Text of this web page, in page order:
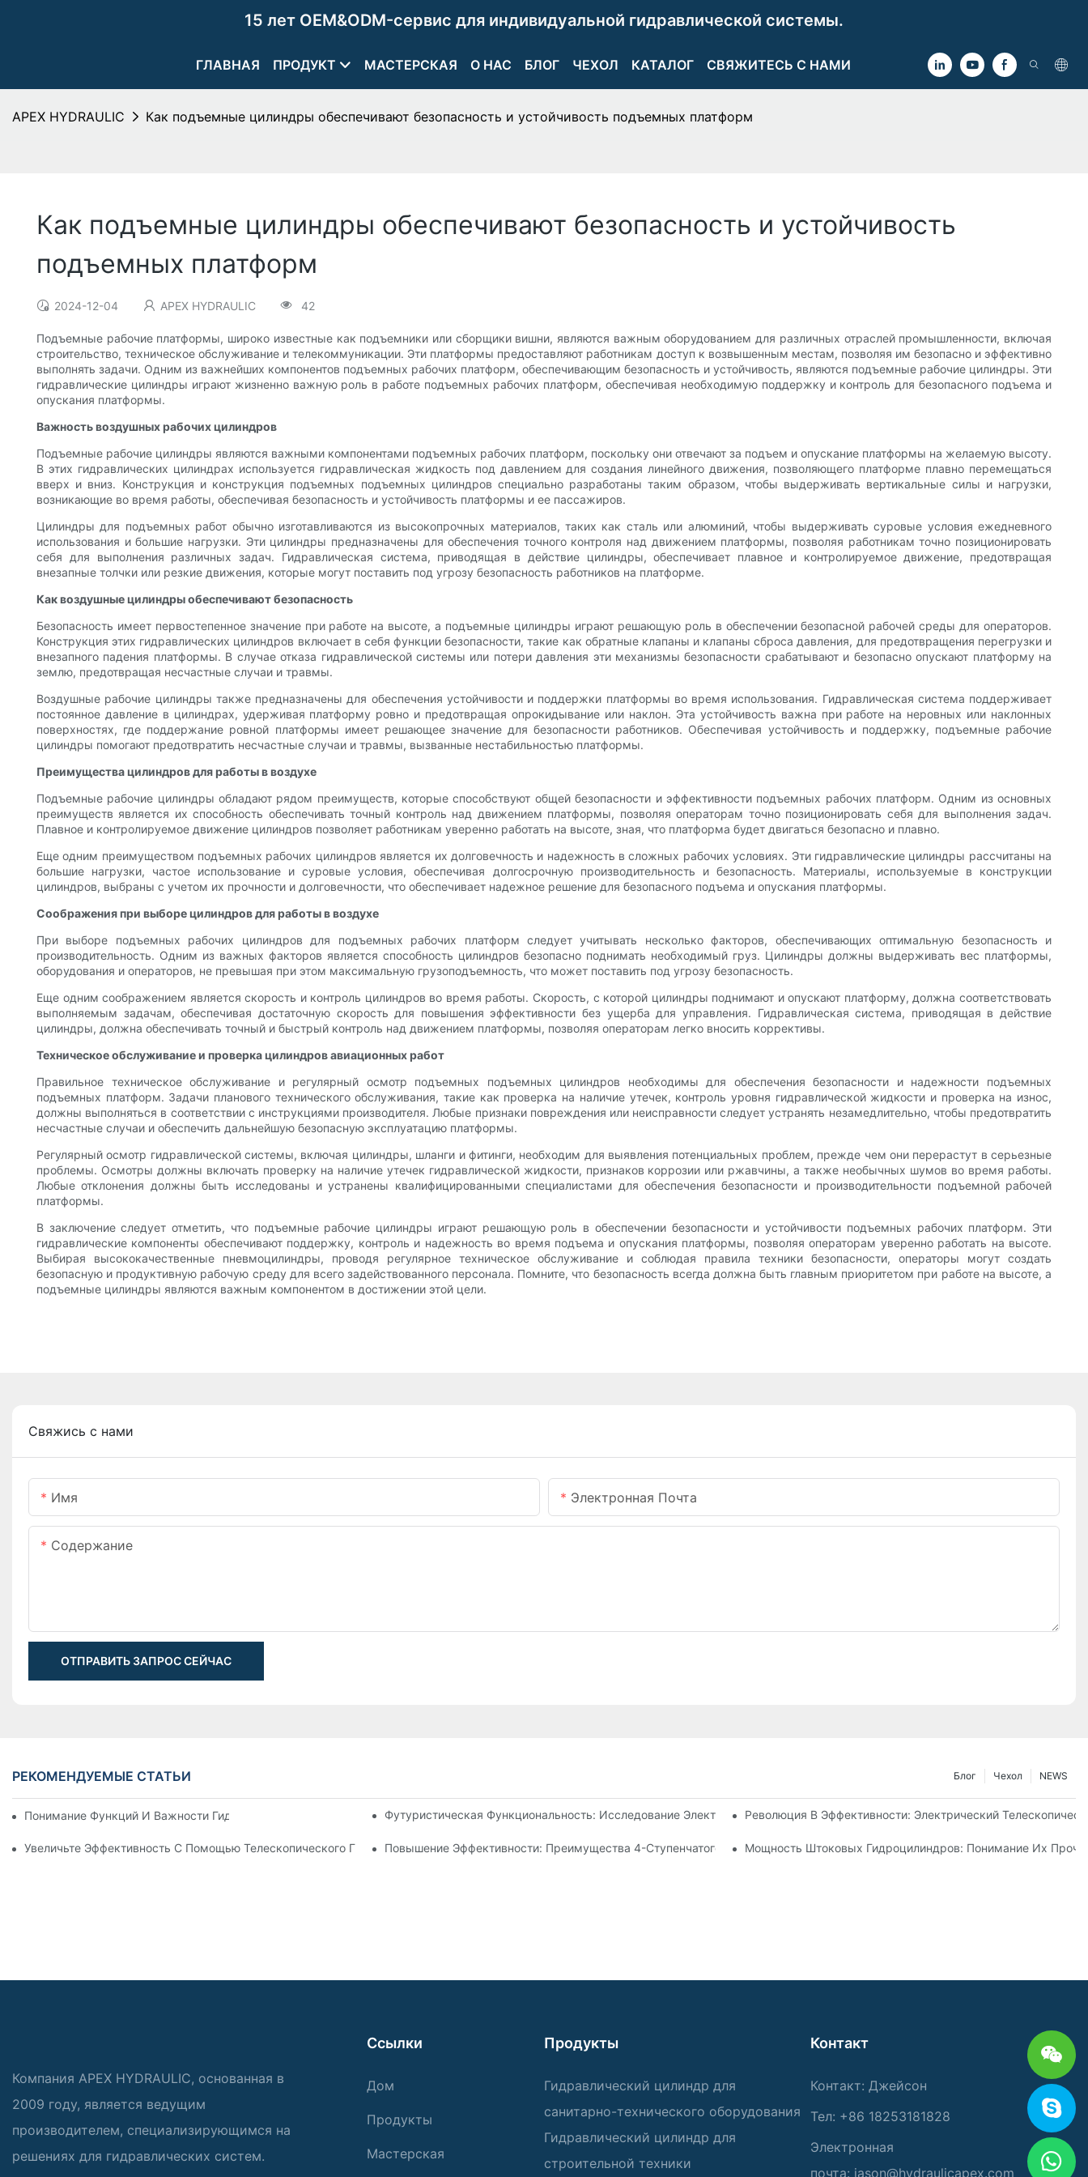
15 лет OEM&ODM-сервис для индивидуальной гидравлической системы.
ГЛАВНАЯ ПРОДУКТ МАСТЕРСКАЯ О НАС БЛОГ ЧЕХОЛ КАТАЛОГ СВЯЖИТЕСЬ С НАМИ
APEX HYDRAULIC Как подъемные цилиндры обеспечивают безопасность и устойчивость подъемных платформ
Как подъемные цилиндры обеспечивают безопасность и устойчивость
подъемных платформ
2024-12-04 APEX HYDRAULIC 42
Подъемные рабочие платформы, широко известные как подъемники или сборщики вишни, являются важным оборудованием для различных отраслей промышленности, включая
строительство, техническое обслуживание и телекоммуникации. Эти платформы предоставляют работникам доступ к возвышенным местам, позволяя им безопасно и эффективно
выполнять задачи. Одним из важнейших компонентов подъемных рабочих платформ, обеспечивающим безопасность и устойчивость, являются подъемные рабочие цилиндры. Эти
гидравлические цилиндры играют жизненно важную роль в работе подъемных рабочих платформ, обеспечивая необходимую поддержку и контроль для безопасного подъема и
опускания платформы.
Важность воздушных рабочих цилиндров
Подъемные рабочие цилиндры являются важными компонентами подъемных рабочих платформ, поскольку они отвечают за подъем и опускание платформы на желаемую высоту.
В этих гидравлических цилиндрах используется гидравлическая жидкость под давлением для создания линейного движения, позволяющего платформе плавно перемещаться
вверх и вниз. Конструкция и конструкция подъемных подъемных цилиндров специально разработаны таким образом, чтобы выдерживать вертикальные силы и нагрузки,
возникающие во время работы, обеспечивая безопасность и устойчивость платформы и ее пассажиров.
Цилиндры для подъемных работ обычно изготавливаются из высокопрочных материалов, таких как сталь или алюминий, чтобы выдерживать суровые условия ежедневного
использования и большие нагрузки. Эти цилиндры предназначены для обеспечения точного контроля над движением платформы, позволяя работникам точно позиционировать
себя для выполнения различных задач. Гидравлическая система, приводящая в действие цилиндры, обеспечивает плавное и контролируемое движение, предотвращая
внезапные толчки или резкие движения, которые могут поставить под угрозу безопасность работников на платформе.
Как воздушные цилиндры обеспечивают безопасность
Безопасность имеет первостепенное значение при работе на высоте, а подъемные цилиндры играют решающую роль в обеспечении безопасной рабочей среды для операторов.
Конструкция этих гидравлических цилиндров включает в себя функции безопасности, такие как обратные клапаны и клапаны сброса давления, для предотвращения перегрузки и
внезапного падения платформы. В случае отказа гидравлической системы или потери давления эти механизмы безопасности срабатывают и безопасно опускают платформу на
землю, предотвращая несчастные случаи и травмы.
Воздушные рабочие цилиндры также предназначены для обеспечения устойчивости и поддержки платформы во время использования. Гидравлическая система поддерживает
постоянное давление в цилиндрах, удерживая платформу ровно и предотвращая опрокидывание или наклон. Эта устойчивость важна при работе на неровных или наклонных
поверхностях, где поддержание ровной платформы имеет решающее значение для безопасности работников. Обеспечивая устойчивость и поддержку, подъемные рабочие
цилиндры помогают предотвратить несчастные случаи и травмы, вызванные нестабильностью платформы.
Преимущества цилиндров для работы в воздухе
Подъемные рабочие цилиндры обладают рядом преимуществ, которые способствуют общей безопасности и эффективности подъемных рабочих платформ. Одним из основных
преимуществ является их способность обеспечивать точный контроль над движением платформы, позволяя операторам точно позиционировать себя для выполнения задач.
Плавное и контролируемое движение цилиндров позволяет работникам уверенно работать на высоте, зная, что платформа будет двигаться безопасно и плавно.
Еще одним преимуществом подъемных рабочих цилиндров является их долговечность и надежность в сложных рабочих условиях. Эти гидравлические цилиндры рассчитаны на
большие нагрузки, частое использование и суровые условия, обеспечивая долгосрочную производительность и безопасность. Материалы, используемые в конструкции
цилиндров, выбраны с учетом их прочности и долговечности, что обеспечивает надежное решение для безопасного подъема и опускания платформы.
Соображения при выборе цилиндров для работы в воздухе
При выборе подъемных рабочих цилиндров для подъемных рабочих платформ следует учитывать несколько факторов, обеспечивающих оптимальную безопасность и
производительность. Одним из важных факторов является способность цилиндров безопасно поднимать необходимый груз. Цилиндры должны выдерживать вес платформы,
оборудования и операторов, не превышая при этом максимальную грузоподъемность, что может поставить под угрозу безопасность.
Еще одним соображением является скорость и контроль цилиндров во время работы. Скорость, с которой цилиндры поднимают и опускают платформу, должна соответствовать
выполняемым задачам, обеспечивая достаточную скорость для повышения эффективности без ущерба для управления. Гидравлическая система, приводящая в действие
цилиндры, должна обеспечивать точный и быстрый контроль над движением платформы, позволяя операторам легко вносить коррективы.
Техническое обслуживание и проверка цилиндров авиационных работ
Правильное техническое обслуживание и регулярный осмотр подъемных подъемных цилиндров необходимы для обеспечения безопасности и надежности подъемных
подъемных платформ. Задачи планового технического обслуживания, такие как проверка на наличие утечек, контроль уровня гидравлической жидкости и проверка на износ,
должны выполняться в соответствии с инструкциями производителя. Любые признаки повреждения или неисправности следует устранять незамедлительно, чтобы предотвратить
несчастные случаи и обеспечить дальнейшую безопасную эксплуатацию платформы.
Регулярный осмотр гидравлической системы, включая цилиндры, шланги и фитинги, необходим для выявления потенциальных проблем, прежде чем они перерастут в серьезные
проблемы. Осмотры должны включать проверку на наличие утечек гидравлической жидкости, признаков коррозии или ржавчины, а также необычных шумов во время работы.
Любые отклонения должны быть исследованы и устранены квалифицированными специалистами для обеспечения безопасности и производительности подъемной рабочей
платформы.
В заключение следует отметить, что подъемные рабочие цилиндры играют решающую роль в обеспечении безопасности и устойчивости подъемных рабочих платформ. Эти
гидравлические компоненты обеспечивают поддержку, контроль и надежность во время подъема и опускания платформы, позволяя операторам уверенно работать на высоте.
Выбирая высококачественные пневмоцилиндры, проводя регулярное техническое обслуживание и соблюдая правила техники безопасности, операторы могут создать
безопасную и продуктивную рабочую среду для всего задействованного персонала. Помните, что безопасность всегда должна быть главным приоритетом при работе на высоте, а
подъемные цилиндры являются важным компонентом в достижении этой цели.
Свяжись с нами
Имя Электронная Почта
Содержание
ОТПРАВИТЬ ЗАПРОС СЕЙЧАС
РЕКОМЕНДУЕМЫЕ СТАТЬИ NEWS
Чехол
Блог
Понимание Функций И Важности Гидравлических Цилиндров Рулевой ТягиФутуристическая Функциональность: Исследование Электрического Телескопического Цилиндра
Революция В Эффективности: Электрический
Увеличьте Эффективность С Помощью Телескопического Гидроцилиндра Для Вашего СамосвалаПовышение Эффективности: Преимущества 4-Ступенчатого Телескопического Гидроцилиндра
Мощность Штоковых Гидроцилиндров: Понимание Их
Компания APEX HYDRAULIC, основанная в
2009 году, является ведущим
производителем, специализирующимся на
решениях для гидравлических систем.
Ссылки
Дом
Продукты
Мастерская
Продукты
Гидравлический цилиндр для
санитарно-технического оборудования
Гидравлический цилиндр для
строительной техники
Контакт
Контакт: Джейсон
Тел: +86 18253181828
Электронная
почта: jason@hydraulicapex.com